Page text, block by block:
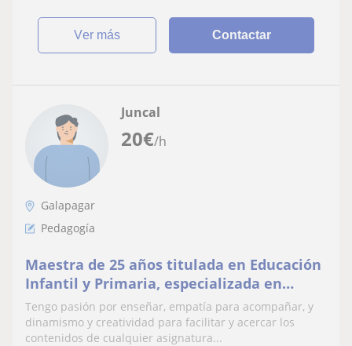
ver más Contactar
20€/h
Juncal
Galapagar
Pedagogía
Maestra de 25 años titulada en Educación
Infantil y Primaria, especializada en
Pedagogía Terapéutica.
Tengo pasión por enseñar, empatía para acompañar, y
dinamismo y creatividad para facilitar y acercar los
contenidos de cualquier asignatura...